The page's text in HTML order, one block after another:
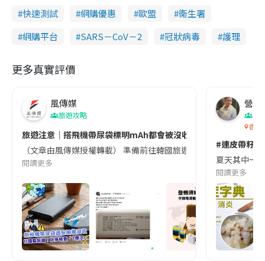
快速測試
網購優惠 歐盟
衞生署
網購平台
SARS－CoV－2 冠狀病毒 護理
更多真實評價
風傳媒
旅遊攻略
旅遊注意｜搭飛機帶尿袋標明mAh都會被沒收😱出發前切記檢查
（文章由風傳媒授權轉載） 準備前往韓國旅遊的民眾，近期要
閱讀更多
營養
香港
#連皮帶籽
夏天其中一
閱讀更多